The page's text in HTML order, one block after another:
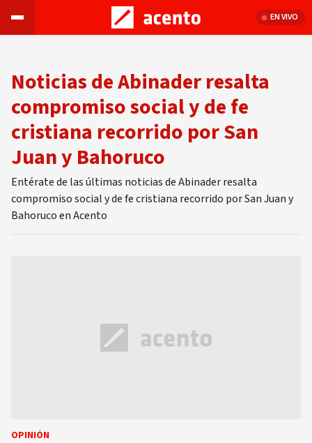
EN VIVO
Noticias de Abinader resalta
compromiso social y de fe
cristiana recorrido por San
Juan y Bahoruco
Entérate de las últimas noticias de Abinader resalta
compromiso social y de fe cristiana recorrido por San Juan y
Bahoruco en Acento
OPINIÓN